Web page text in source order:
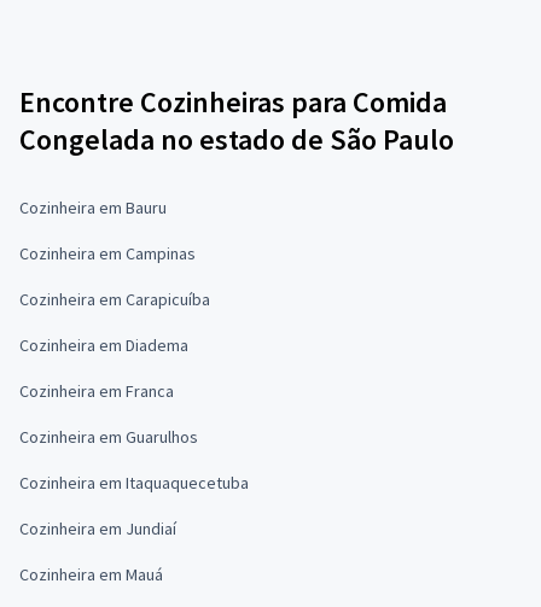
Encontre Cozinheiras para Comida
Congelada no estado de São Paulo
Cozinheira em Bauru
Cozinheira em Campinas
Cozinheira em Carapicuíba
Cozinheira em Diadema
Cozinheira em Franca
Cozinheira em Guarulhos
Cozinheira em Itaquaquecetuba
Cozinheira em Jundiaí
Cozinheira em Mauá